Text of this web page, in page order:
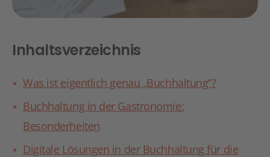
Inhaltsverzeichnis
Was ist eigentlich genau „Buchhaltung“?
Buchhaltung in der Gastronomie:
Besonderheiten
Digitale Lösungen in der Buchhaltung für die